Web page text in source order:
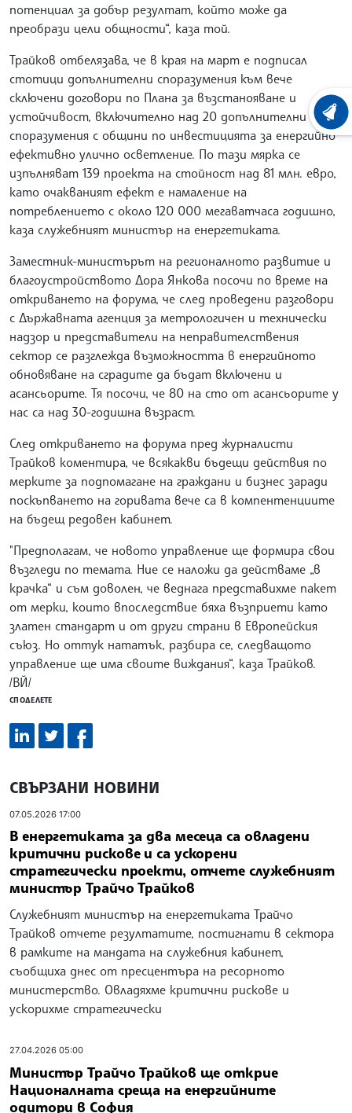
потенциал за добър резултат, който може да
преобрази цели общности“, каза той.
Трайков отбелязава, че в края на март е подписал
стотици допълнителни споразумения към вече
сключени договори по Плана за възстанояване и
устойчивост, включително над 20 допълнителни
споразумения с общини по инвестицията за енергийно
ефективно улично осветление. По тази мярка се
изпълняват 139 проекта на стойност над 81 млн. евро,
като очакваният ефект е намаление на
потреблението с около 120 000 мегаватчаса годишно,
каза служебният министър на енергетиката.
Заместник-министърът на регионалното развитие и
благоустройството Дора Янкова посочи по време на
откриването на форума, че след проведени разговори
с Държавната агенция за метрологичен и технически
надзор и представители на неправителствения
сектор се разглежда възможността в енергийното
обновяване на сградите да бъдат включени и
асансьорите. Тя посочи, че 80 на сто от асансьорите у
нас са над 30-годишна възраст.
След откриването на форума пред журналисти
Трайков коментира, че всякакви бъдещи действия по
мерките за подпомагане на граждани и бизнес заради
поскъпването на горивата вече са в компентенциите
на бъдещ редовен кабинет.
"Предполагам, че новото управление ще формира свои
възгледи по темата. Ние се наложи да действаме „в
крачка“ и съм доволен, че веднага представихме пакет
от мерки, които впоследствие бяха възприети като
златен стандарт и от други страни в Европейския
съюз. Но оттук нататък, разбира се, следващото
управление ще има своите виждания“, каза Трайков.
/ВЙ/
СПОДЕЛЕТЕ
СВЪРЗАНИ НОВИНИ
07.05.2026 17:00
В енергетиката за два месеца са овладени
критични рискове и са ускорени
стратегически проекти, отчете служебният
министър Трайчо Трайков
Служебният министър на енергетиката Трайчо
Трайков отчете резултатите, постигнати в сектора
в рамките на мандата на служебния кабинет,
съобщиха днес от пресцентъра на ресорното
министерство. Овладяхме критични рискове и
ускорихме стратегически
27.04.2026 05:00
Министър Трайчо Трайков ще открие
Националната среща на енергийните
одитори в София